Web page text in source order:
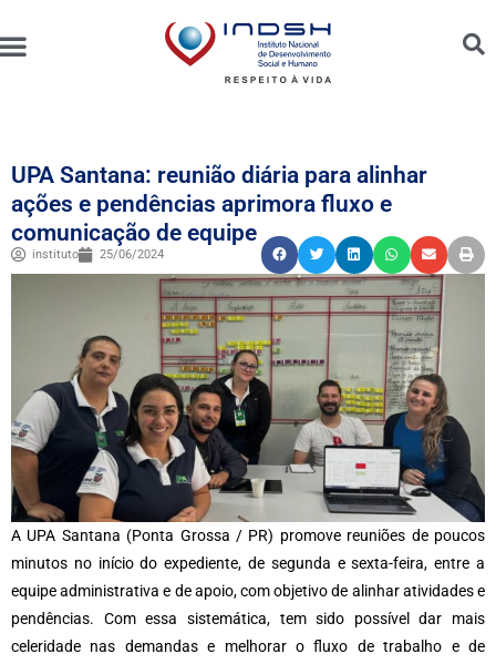
UPA Santana: reunião diária para alinhar
ações e pendências aprimora fluxo e
comunicação de equipe
instituto 25/06/2024
A UPA Santana (Ponta Grossa / PR) promove reuniões de poucos
minutos no início do expediente, de segunda e sexta-feira, entre a
equipe administrativa e de apoio, com objetivo de alinhar atividades e
pendências. Com essa sistemática, tem sido possível dar mais
celeridade nas demandas e melhorar o fluxo de trabalho e de